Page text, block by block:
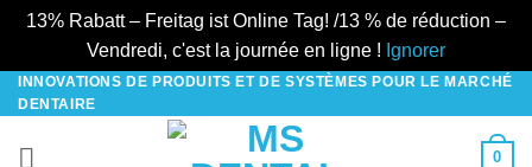
13% Rabatt – Freitag ist Online Tag! /13 % de réduction –
Vendredi, c'est la journée en ligne ! Ignorer
Passer
au
contenu
INNOVATIONS DE PRODUITS ET DE SYSTÈMES POUR LE MARCHÉ
DENTAIRE
0